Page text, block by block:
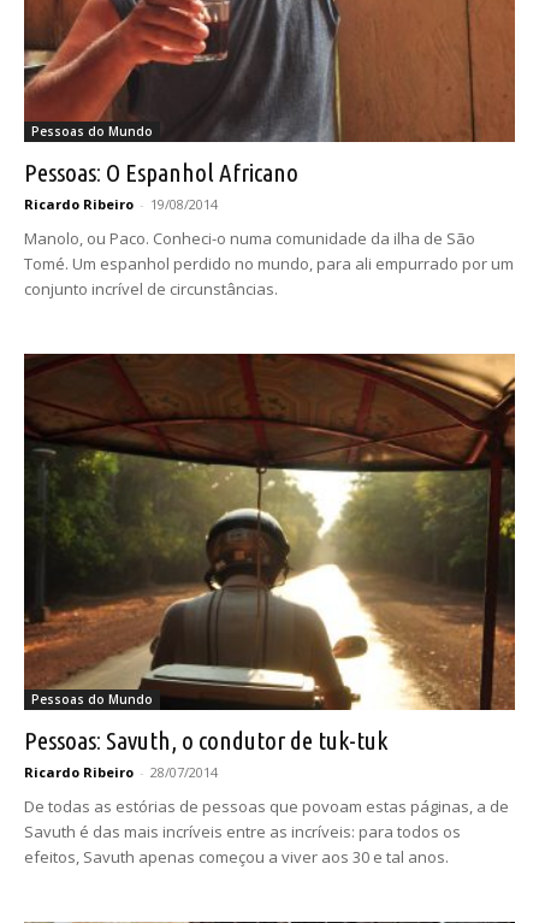
Pessoas do Mundo
Pessoas: O Espanhol Africano
Ricardo Ribeiro - 19/08/2014
Manolo, ou Paco. Conheci-o numa comunidade da ilha de São
Tomé. Um espanhol perdido no mundo, para ali empurrado por um
conjunto incrível de circunstâncias.
Pessoas do Mundo
Pessoas: Savuth, o condutor de tuk-tuk
Ricardo Ribeiro - 28/07/2014
De todas as estórias de pessoas que povoam estas páginas, a de
Savuth é das mais incríveis entre as incríveis: para todos os
efeitos, Savuth apenas começou a viver aos 30 e tal anos.